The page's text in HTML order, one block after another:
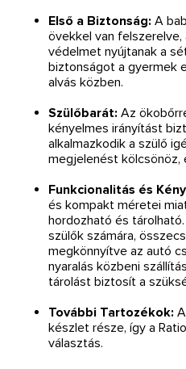
Első a Biztonság: A
övekkel van
védelmet nyújtanak a
biztonságot a gyermek
alvás közben.
Szülőbarát: Az
kényelmes irányítást
alkalmazkodik a szülő
megjelenést kölcsönöz,
Funkcionalitás és
és kompakt méretei
hordozható és
szülők számára,
megkönnyítve az autó
nyaralás közbeni
tárolást biztosít a
További Tartozékok:
készlet része, így a
választás.